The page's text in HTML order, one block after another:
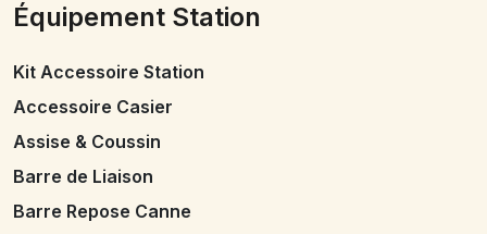
Équipement Station
Kit Accessoire Station
Accessoire Casier
Assise & Coussin
Barre de Liaison
Barre Repose Canne